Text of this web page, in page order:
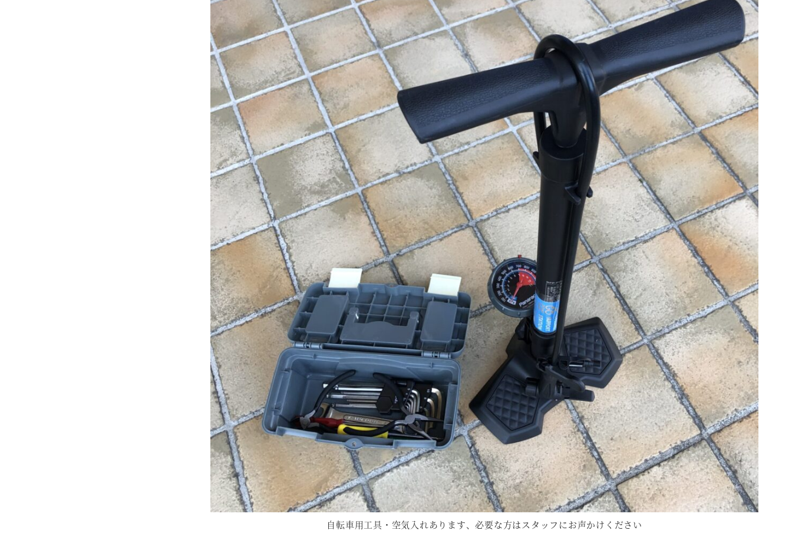
自転車用工具・空気入れあります、必要な方はスタッフにお声かけください